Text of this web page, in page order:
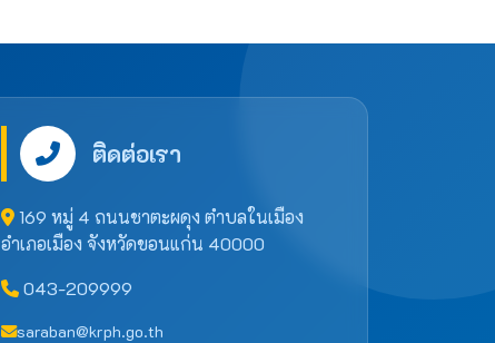
ติดต่อเรา
169 หมู่ 4 ถนนชาตะผดุง ตำบลในเมือง
อำเภอเมือง จังหวัดขอนแก่น 40000
043-209999
saraban@krph.go.th